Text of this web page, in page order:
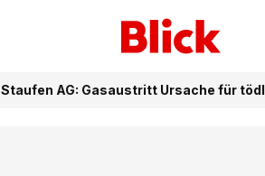
Staufen AG: Gasaustritt Ursache für